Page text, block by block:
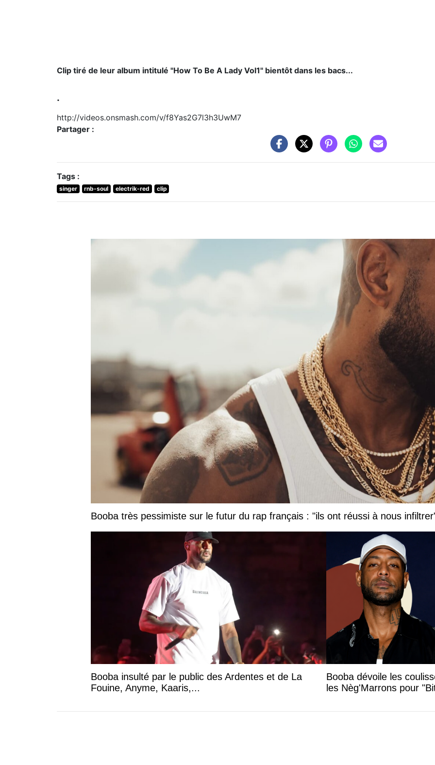
Clip tiré de leur album intitulé "How To Be A Lady Vol1" bientôt dans les bacs...
.
http://videos.onsmash.com/v/f8Yas2G7l3h3UwM7
Partager :
Tags :
singer rnb-soul electrik-red clip
Booba très pessimiste sur le futur du rap français : "ils ont réussi à nous
Booba insulté par le public des Ardentes et de La
Fouine, Anyme, Kaaris,...
Booba dévoile les
les Nèg'Marrons pour